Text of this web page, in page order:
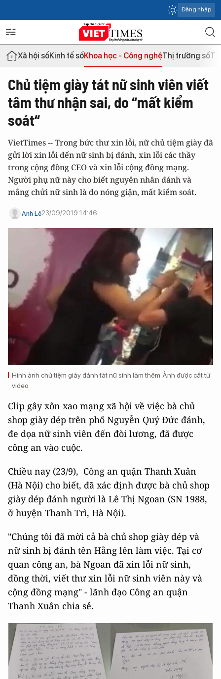
Đăng nhập
Xã hội sốKinh tế sốKhoa học - Công nghệThị trường số
Chủ tiệm giày tát nữ sinh viên viết
tâm thư nhận sai, do “mất kiểm
soát“
VietTimes -- Trong bức thư xin lỗi, nữ chủ tiệm giày đã
gửi lời xin lỗi đến nữ sinh bị đánh, xin lỗi các thầy
trong cộng đồng CEO và xin lỗi cộng đồng mạng.
Người phụ nữ này cho biết nguyên nhân đánh và
mắng chửi nữ sinh là do nóng giận, mất kiểm soát.
Anh Lê23/09/2019 14:46
Hình ảnh chủ tiệm giày đánh tát nữ sinh làm thêm. Ảnh được cắt từ
video
Clip gây xôn xao mạng xã hội về việc bà chủ
shop giày dép trên phố Nguyễn Quý Đức đánh,
đe dọa nữ sinh viên đến đòi lương, đã được
công an vào cuộc.
Chiều nay (23/9), Công an quận Thanh Xuân
(Hà Nội) cho biết, đã xác định được bà chủ shop
giày dép đánh người là Lê Thị Ngoan (SN 1988,
ở huyện Thanh Trì, Hà Nội).
"Chúng tôi đã mời cả bà chủ shop giày dép và
nữ sinh bị đánh tên Hằng lên làm việc. Tại cơ
quan công an, bà Ngoan đã xin lỗi nữ sinh,
đồng thời, viết thư xin lỗi nữ sinh viên này và
cộng đồng mạng" - lãnh đạo Công an quận
Thanh Xuân chia sẻ.